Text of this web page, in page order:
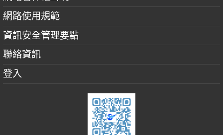
網路使用規範
資訊安全管理要點
聯絡資訊
登入